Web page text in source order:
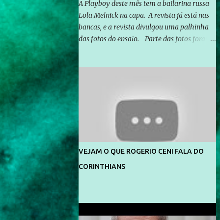
A Playboy deste mês tem a bailarina russa
Lola Melnick na capa. A revista já está nas
bancas, e a revista divulgou uma palhinha
das fotos do ensaio. Parte das fotos foram
divulga capa e primeiras fotos de Lola
Melnick - @aredacao
VEJAM O QUE ROGERIO CENI FALA DO
CORINTHIANS